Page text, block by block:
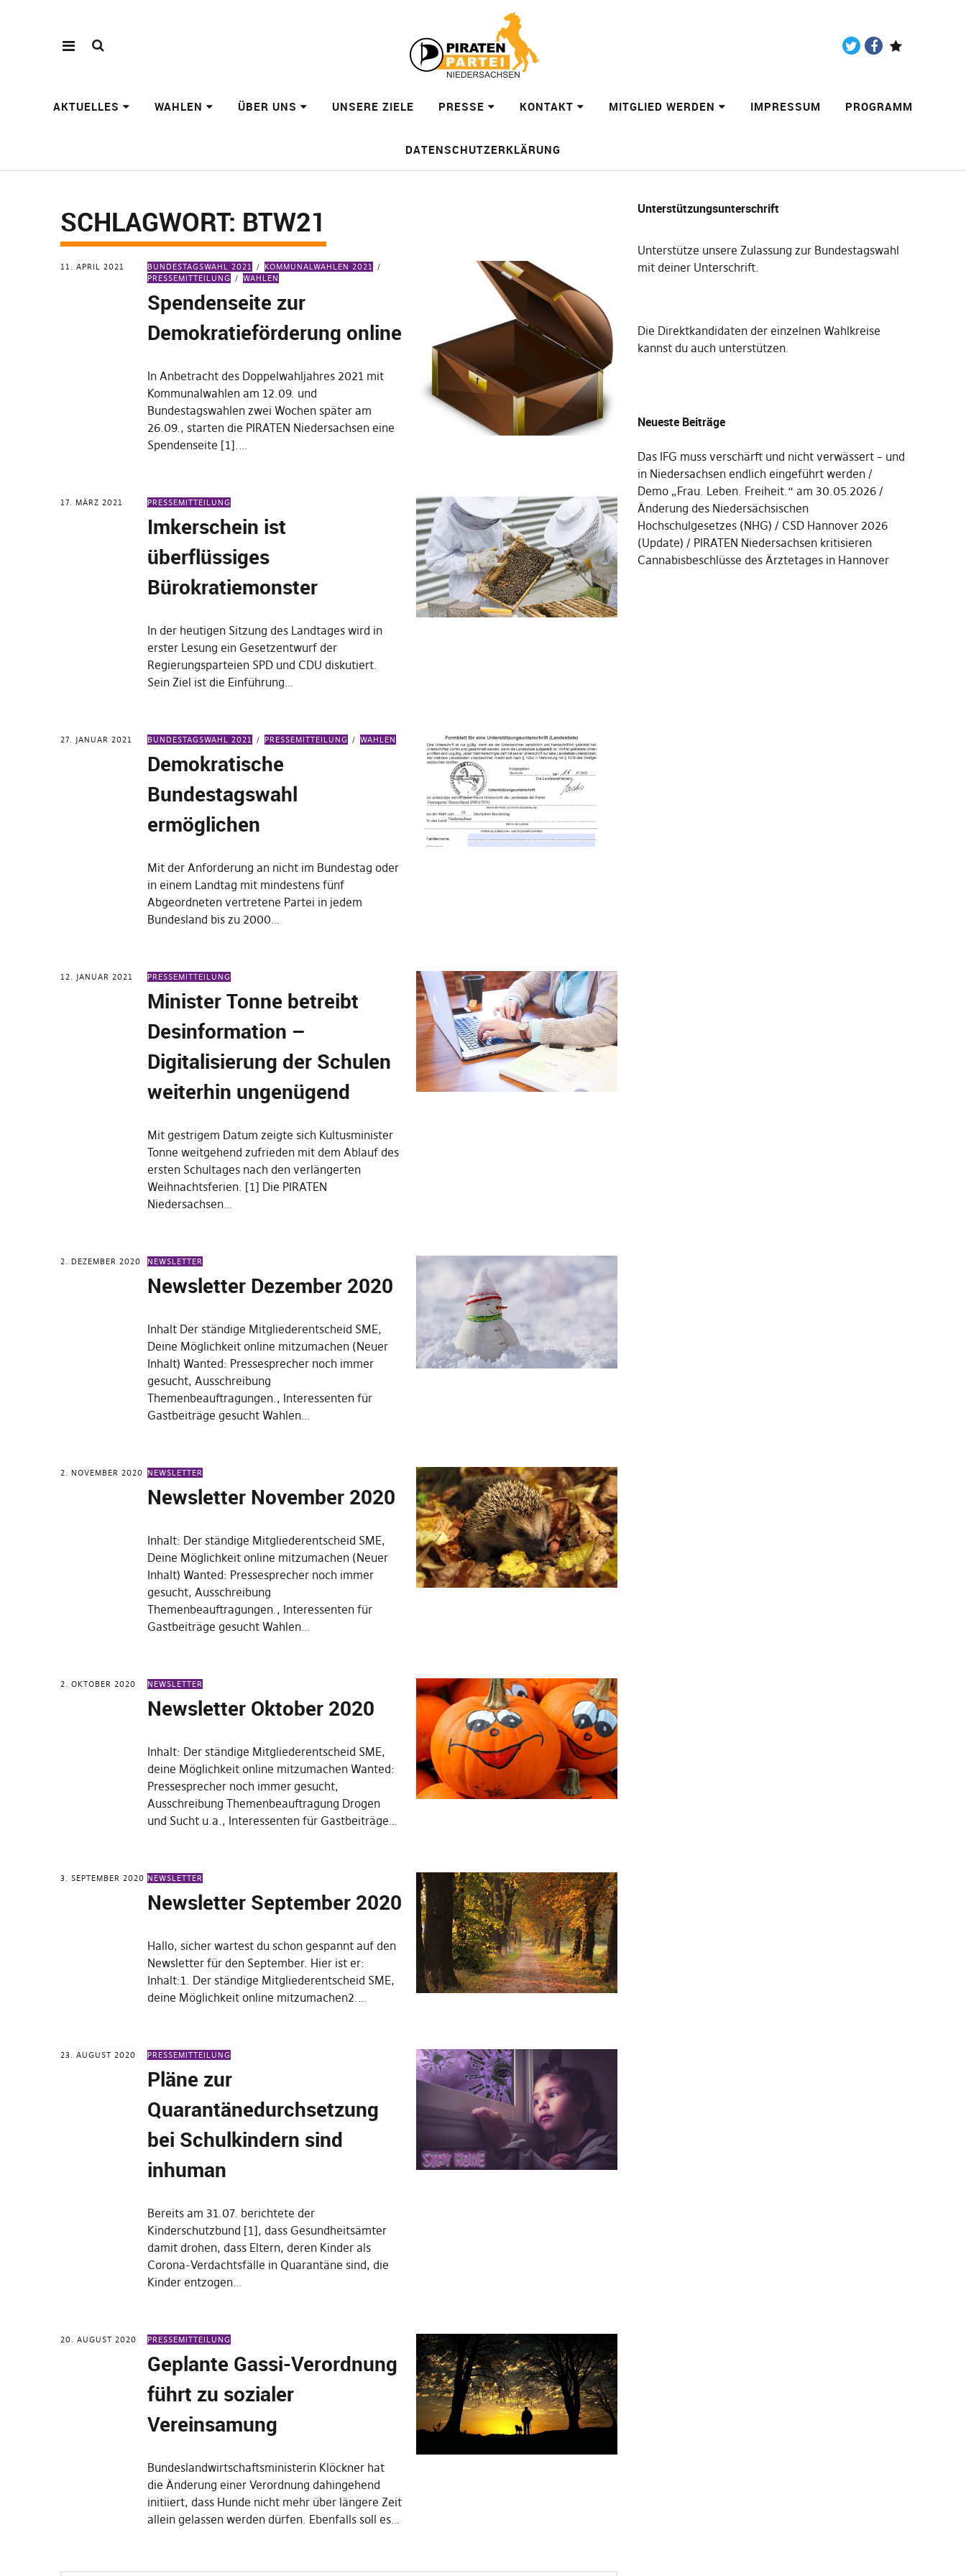
AKTUELLES WAHLEN ÜBER UNS UNSERE ZIELE PRESSE KONTAKT MITGLIED WERDEN IMPRESSUM PROGRAMM
DATENSCHUTZERKLÄRUNG
SCHLAGWORT: BTW21
11. APRIL 2021 BUNDESTAGSWAHL 2021
KOMMUNALWAHLEN 2021
PRESSEMITTEILUNG
WAHLEN
Spendenseite zur
Demokratieförderung online
In Anbetracht des Doppelwahljahres 2021 mit
Kommunalwahlen am 12.09. und
Bundestagswahlen zwei Wochen später am
26.09., starten die PIRATEN Niedersachsen eine
Spendenseite [1].…
17. MÄRZ 2021 PRESSEMITTEILUNG
Imkerschein ist
überflüssiges
Bürokratiemonster
In der heutigen Sitzung des Landtages wird in
erster Lesung ein Gesetzentwurf der
Regierungsparteien SPD und CDU diskutiert.
Sein Ziel ist die Einführung…
27. JANUAR 2021 BUNDESTAGSWAHL 2021 PRESSEMITTEILUNG WAHLEN
Demokratische
Bundestagswahl
ermöglichen
Mit der Anforderung an nicht im Bundestag oder
in einem Landtag mit mindestens fünf
Abgeordneten vertretene Partei in jedem
Bundesland bis zu 2000…
12. JANUAR 2021 PRESSEMITTEILUNG
Minister Tonne betreibt
Desinformation –
Digitalisierung der Schulen
weiterhin ungenügend
Mit gestrigem Datum zeigte sich Kultusminister
Tonne weitgehend zufrieden mit dem Ablauf des
ersten Schultages nach den verlängerten
Weihnachtsferien. [1] Die PIRATEN
Niedersachsen…
2. DEZEMBER 2020 NEWSLETTER
Newsletter Dezember 2020
Inhalt Der ständige Mitgliederentscheid SME,
Deine Möglichkeit online mitzumachen (Neuer
Inhalt) Wanted: Pressesprecher noch immer
gesucht, Ausschreibung
Themenbeauftragungen., Interessenten für
Gastbeiträge gesucht Wahlen…
2. NOVEMBER 2020 NEWSLETTER
Newsletter November 2020
Inhalt: Der ständige Mitgliederentscheid SME,
Deine Möglichkeit online mitzumachen (Neuer
Inhalt) Wanted: Pressesprecher noch immer
gesucht, Ausschreibung
Themenbeauftragungen., Interessenten für
Gastbeiträge gesucht Wahlen…
2. OKTOBER 2020 NEWSLETTER
Newsletter Oktober 2020
Inhalt: Der ständige Mitgliederentscheid SME,
deine Möglichkeit online mitzumachen Wanted:
Pressesprecher noch immer gesucht,
Ausschreibung Themenbeauftragung Drogen
und Sucht u.a., Interessenten für Gastbeiträge…
3. SEPTEMBER 2020 NEWSLETTER
Newsletter September 2020
Hallo, sicher wartest du schon gespannt auf den
Newsletter für den September. Hier ist er:
Inhalt:1. Der ständige Mitgliederentscheid SME,
deine Möglichkeit online mitzumachen2.…
23. AUGUST 2020 PRESSEMITTEILUNG
Pläne zur
Quarantänedurchsetzung
bei Schulkindern sind
inhuman
Bereits am 31.07. berichtete der
Kinderschutzbund [1], dass Gesundheitsämter
damit drohen, dass Eltern, deren Kinder als
Corona-Verdachtsfälle in Quarantäne sind, die
Kinder entzogen…
20. AUGUST 2020 PRESSEMITTEILUNG
Geplante Gassi-Verordnung
führt zu sozialer
Vereinsamung
Bundeslandwirtschaftsministerin Klöckner hat
die Änderung einer Verordnung dahingehend
initiiert, dass Hunde nicht mehr über längere Zeit
allein gelassen werden dürfen. Ebenfalls soll es…
Unterstützungsunterschrift
Unterstütze unsere Zulassung zur Bundestagswahl
mit deiner Unterschrift.
Die Direktkandidaten der einzelnen Wahlkreise
kannst du auch unterstützen.
Neueste Beiträge
Das IFG muss verschärft und nicht verwässert – und
in Niedersachsen endlich eingeführt werden
Demo „Frau. Leben. Freiheit.“ am 30.05.2026
Änderung des Niedersächsischen
Hochschulgesetzes (NHG)
CSD Hannover 2026
(Update)
PIRATEN Niedersachsen kritisieren
Cannabisbeschlüsse des Ärztetages in Hannover